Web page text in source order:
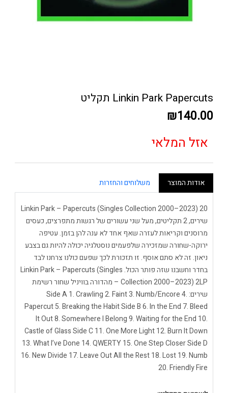
Linkin Park Papercuts תקליט
₪140.00
אזל המלאי
אודות המוצר משלוחים והחזרות
Linkin Park – Papercuts (Singles Collection 2000–2023) 20
שירים, 2 תקליטים, מעל שני עשורים של רגשות מתפרצים, כעסים
מרוסנים וקריאות לעזרה שאף אחד לא ענה להן בזמן. עטיפה
ירוקה-שחורה שמזכירה שלפעמים נוסטלגיה יכולה להיות גם בצבע
ניאון. זה לא סתם אוסף. זו תזכורת לכך שפעם כולנו צרחנו לבד
בחדר וחשבנו שזה פותר הכול. Linkin Park – Papercuts (Singles
Collection 2000–2023) 2LP – מהדורה בוויניל שחור רשימת
שירים: Side A 1. Crawling 2. Faint 3. Numb/Encore 4.
Papercut 5. Breaking the Habit Side B 6. In the End 7. Bleed
It Out 8. Somewhere I Belong 9. Waiting for the End 10.
Castle of Glass Side C 11. One More Light 12. Burn It Down
13. What I’ve Done 14. QWERTY 15. One Step Closer Side D
16. New Divide 17. Leave Out All the Rest 18. Lost 19. Numb
20. Friendly Fire